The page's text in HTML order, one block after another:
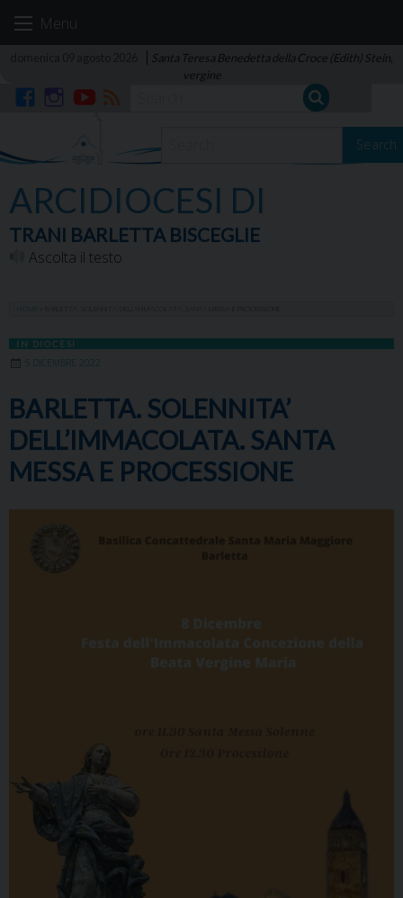
Menu
Santa Teresa Benedetta della Croce (Edith) Stein,
vergine
Search
ARCIDIOCESI DI
TRANI BARLETTA BISCEGLIE
Ascolta il testo
IN DIOCESI
5 DICEMBRE 2022
BARLETTA. SOLENNITA’
DELL’IMMACOLATA. SANTA
MESSA E PROCESSIONE